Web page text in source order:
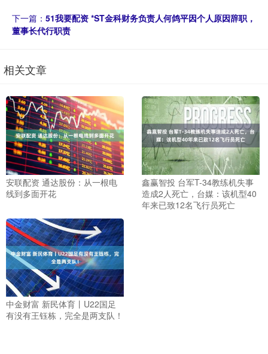
下一篇： 51我要配资 *ST金科财务负责人何鸽平因个人原因辞职，
董事长代行职责
相关文章
安联配资 通达股份：从一根电
线到多面开花
鑫赢智投 台军T-34教练机失事
造成2人死亡，台媒：该机型40
年来已致12名飞行员死亡
中金财富 新民体育丨U22国足
有没有王钰栋，完全是两支队！